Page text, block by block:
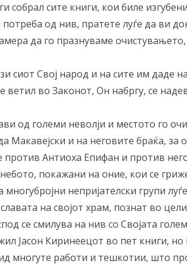
собрал сите книги, кои биле
од нив, пратете луѓе да ви
да го празнуваме
сиот Свој народ и на сите им даде
ветил во Законот, Он набргу, се
од големи неволји и местото го
Макавејски и на неговите браќа,
против Антиоха Епифан и против
покажани на оние, кои се
многубројни непријателски групи
на својот храм, познат во
се смилува на нив со Својата
Јасон Киринеецот во пет книги,
многуте работи и тешкотии, што